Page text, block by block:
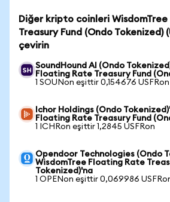
Diğer kripto coinleri
Treasury Fund (Ondo Tokenized)
çevirin
SoundHound AI (Ondo
Floating Rate Treasury Fund
1 SOUNon eşittir 0,154676 USFRon
Ichor Holdings (Ondo
Floating Rate Treasury Fund
1 ICHRon eşittir 1,2845 USFRon
Opendoor Technologies (Ondo
WisdomTree Floating Rate
Tokenized)'na
1 OPENon eşittir 0,069986